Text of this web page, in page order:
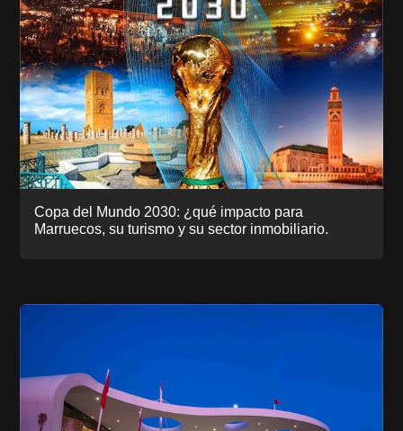
Copa del Mundo 2030: ¿qué impacto para
Marruecos, su turismo y su sector inmobiliario.